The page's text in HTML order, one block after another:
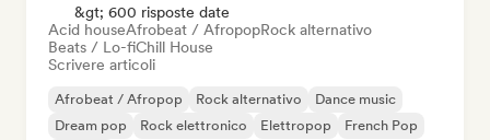
&gt; 600 risposte date
Acid houseAfrobeat / AfropopRock alternativo
Beats / Lo-fiChill House
Scrivere articoli
Afrobeat / Afropop Rock alternativo
Dance music
Dream pop
Rock elettronico Elettropop
French Pop